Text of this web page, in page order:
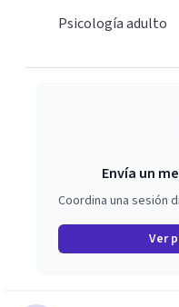
Psicología adulto
Envía un
Coordina una sesión
Ver